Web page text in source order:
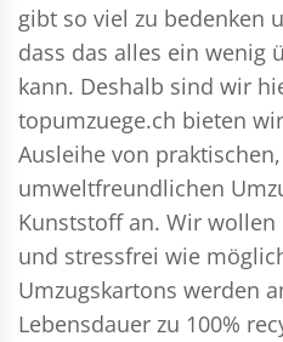
gibt so viel zu bedenken
dass das alles ein wenig
kann. Deshalb sind wir
topumzuege.ch bieten
Ausleihe von
umweltfreundlichen
Kunststoff an. Wir
und stressfrei wie
Umzugskartons werden
Lebensdauer zu 100%